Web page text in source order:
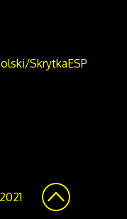
SkrytkaESP